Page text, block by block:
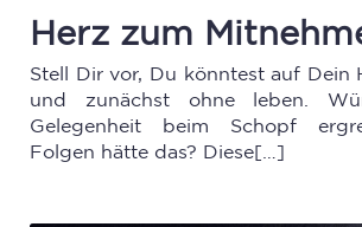
Herz zum
Stell Dir vor, Du könntest auf Dein
und zunächst ohne leben.
Gelegenheit beim Schopf
Folgen hätte das? Diese[…]